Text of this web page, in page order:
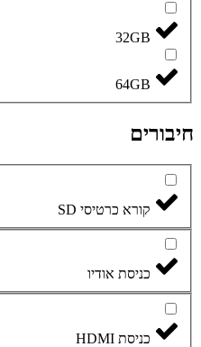
32GB
64GB
חיבורים
קורא כרטיסי SD
כניסת אודיו
כניסת HDMI